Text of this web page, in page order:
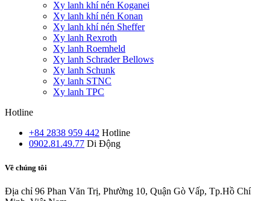
Xy lanh khí nén Koganei
Xy lanh khí nén Konan
Xy lanh khí nén Sheffer
Xy lanh Rexroth
Xy lanh Roemheld
Xy lanh Schrader Bellows
Xy lanh Schunk
Xy lanh STNC
Xy lanh TPC
Hotline
+84 2838 959 442 Hotline
0902.81.49.77 Di Động
Về chúng tôi
Địa chỉ 96 Phan Văn Trị, Phường 10, Quận Gò Vấp, Tp.Hồ Chí